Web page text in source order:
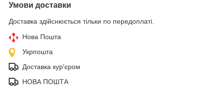
Умови доставки
Доставка здійснюється тільки по передоплаті.
Нова Пошта
Укрпошта
Доставка кур'єром
НОВА ПОШТА